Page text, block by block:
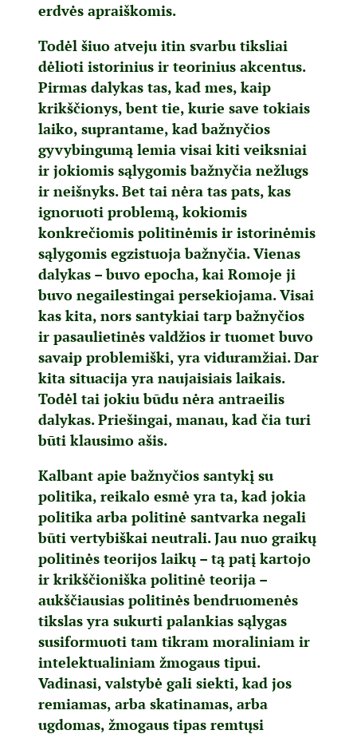
erdvės apraiškomis.
Todėl šiuo atveju itin svarbu tiksliai
dėlioti istorinius ir teorinius akcentus.
Pirmas dalykas tas, kad mes, kaip
krikščionys, bent tie, kurie save tokiais
laiko, suprantame, kad bažnyčios
gyvybingumą lemia visai kiti veiksniai
ir jokiomis sąlygomis bažnyčia nežlugs
ir neišnyks. Bet tai nėra tas pats, kas
ignoruoti problemą, kokiomis
konkrečiomis politinėmis ir istorinėmis
sąlygomis egzistuoja bažnyčia. Vienas
dalykas – buvo epocha, kai Romoje ji
buvo negailestingai persekiojama. Visai
kas kita, nors santykiai tarp bažnyčios
ir pasaulietinės valdžios ir tuomet buvo
savaip problemiški, yra viduramžiai. Dar
kita situacija yra naujaisiais laikais.
Todėl tai jokiu būdu nėra antraeilis
dalykas. Priešingai, manau, kad čia turi
būti klausimo ašis.
Kalbant apie bažnyčios santykį su
politika, reikalo esmė yra ta, kad jokia
politika arba politinė santvarka negali
būti vertybiškai neutrali. Jau nuo graikų
politinės teorijos laikų – tą patį kartojo
ir krikščioniška politinė teorija –
aukščiausias politinės bendruomenės
tikslas yra sukurti palankias sąlygas
susiformuoti tam tikram moraliniam ir
intelektualiniam žmogaus tipui.
Vadinasi, valstybė gali siekti, kad jos
remiamas, arba skatinamas, arba
ugdomas, žmogaus tipas remtųsi